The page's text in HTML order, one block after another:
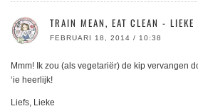
TRAIN MEAN, EAT CLEAN - LIEKE
FEBRUARI 18, 2014 / 10:38
Mmm! Ik zou (als vegetariër) de kip vervangen
‘ie heerlijk!
Liefs, Lieke